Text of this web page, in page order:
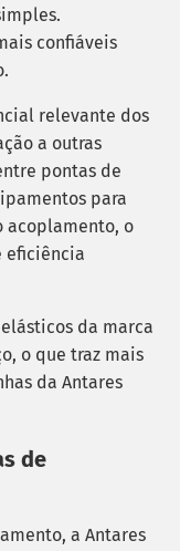
confiáveis
relevante dos
a outras
pontas de
para
acoplamento, o
eficiência
da marca
o que traz mais
da Antares
de
a Antares